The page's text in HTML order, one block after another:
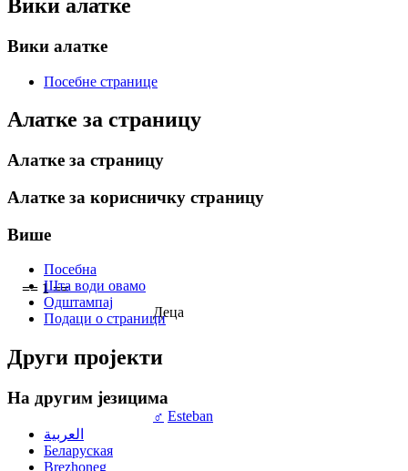
== 1 ==
Деца
♂ Esteban
Вики алатке
Вики алатке
Посебне странице
Алатке за страницу
Алатке за страницу
Алатке за корисничку страницу
Више
Посебна
Шта води овамо
Одштампај
Подаци о страници
Други пројекти
На другим језицима
العربية
Беларуская
Brezhoneg